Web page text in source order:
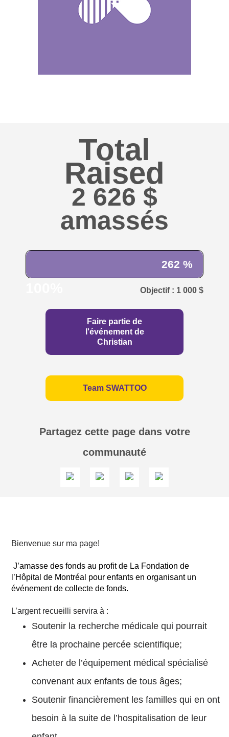
2 626 $
Total
Raised
262 %
1 000 $
Faire partie de
l'événement de
Christian
Team SWATTOO
Partagez cette page dans votre
communauté
Bienvenue sur ma page!
J’amasse des fonds au profit de La Fondation de
l’Hôpital de Montréal pour enfants en organisant un
événement de collecte de fonds.
L’argent recueilli servira à :
Soutenir la recherche médicale qui pourrait
être la prochaine percée scientifique;
Acheter de l’équipement médical spécialisé
convenant aux enfants de tous âges;
Soutenir financièrement les familles qui en ont
besoin à la suite de l’hospitalisation de leur